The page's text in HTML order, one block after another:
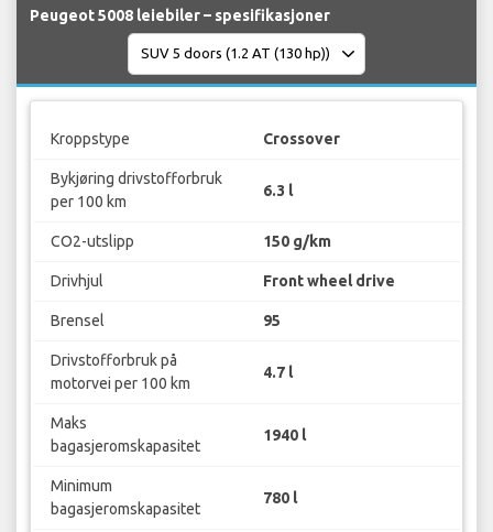
Peugeot 5008 leiebiler – spesifikasjoner
Kroppstype Crossover
Bykjøring drivstofforbruk
per 100 km
6.3 l
CO2-utslipp 150 g/km
Drivhjul Front wheel drive
Brensel 95
Drivstofforbruk på
motorvei per 100 km
4.7 l
Maks
bagasjeromskapasitet
1940 l
Minimum
bagasjeromskapasitet
780 l